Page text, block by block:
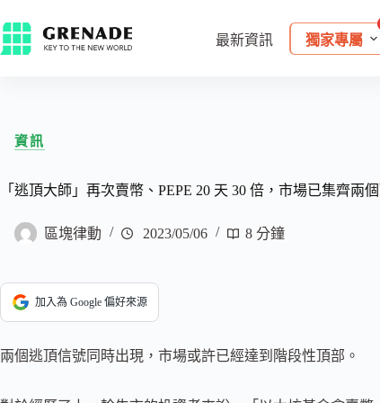
最新資訊 獨家專屬
資訊
「逃頂大師」再次賣幣、PEPE 20 天 30 倍，市場已集齊兩
區塊律動 2023/05/06 8 分鐘
加入為 Google 偏好來源
兩個逃頂信號同時出現，市場或許已經達到階段性頂部。